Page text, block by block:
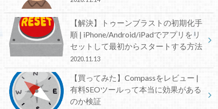
【解決】トゥーンブラストの初期化手
順 | iPhone/Android/iPadでアプリをリ
セットして最初からスタートする方法
2020.11.13
【買ってみた】Compassをレビュー |
有料SEOツールって本当に効果がある
のか検証